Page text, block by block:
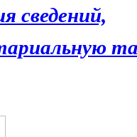
сведений,